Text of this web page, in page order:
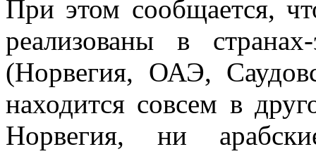
При этом сообщается,
реализованы в
(Норвегия, ОАЭ,
находится совсем в
Норвегия, ни